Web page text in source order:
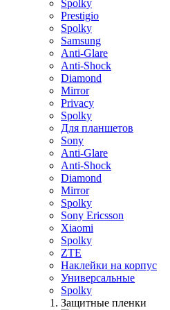
Spolky
Prestigio
Spolky
Samsung
Anti-Glare
Anti-Shock
Diamond
Mirror
Privacy
Spolky
Для планшетов
Sony
Anti-Glare
Anti-Shock
Diamond
Mirror
Spolky
Sony Ericsson
Xiaomi
Spolky
ZTE
Наклейки на корпус
Универсальные
Spolky
Защитные пленки